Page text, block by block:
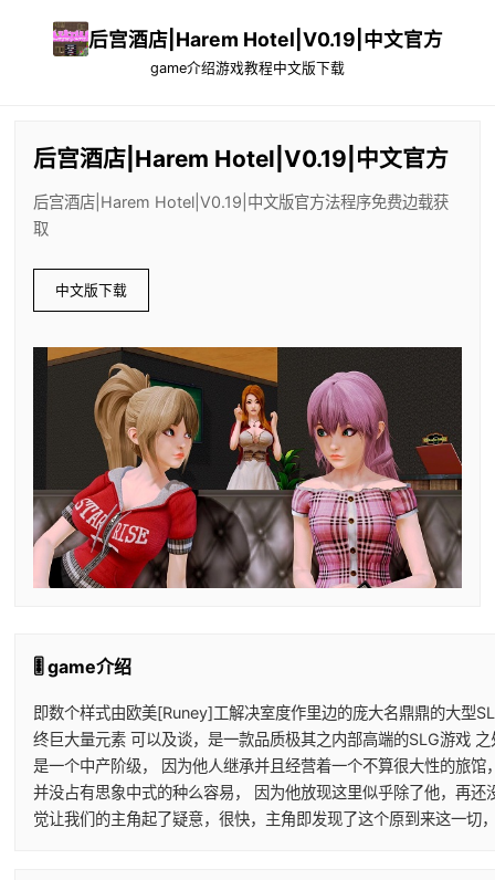
后宫酒店|Harem Hotel|V0.19|中文官方
game介绍游戏教程中文版下载
后宫酒店|Harem Hotel|V0.19|中文官方
后宫酒店|Harem Hotel|V0.19|中文版官方法程序免费边载获
取
中文版下载
🎚️ game介绍
即数个样式由欧美[Runey]工解决室度作里边的庞大名鼎鼎的大型
终巨大量元素 可以及谈，是一款品质极其之内部高端的SLG游戏
是一个中产阶级， 因为他人继承并且经营着一个不算很大性的旅
并没占有思象中式的种么容易， 因为他放现这里似乎除了他，再
觉让我们的主角起了疑意，很快，主角即发现了这个原到来这一切